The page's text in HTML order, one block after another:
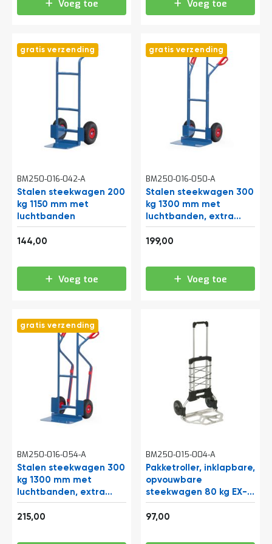
Voeg toe Voeg toe
gratis verzending
BM250-016-042-A
Stalen steekwagen 200
kg 1150 mm met
luchtbanden
144,00
Voeg toe
gratis verzending
BM250-016-050-A
Stalen steekwagen 300
kg 1300 mm met
luchtbanden, extra
grote schep
199,00
Voeg toe
gratis verzending
BM250-016-054-A
Stalen steekwagen 300
kg 1300 mm met
luchtbanden, extra
grote schep en
glijstrips
215,00
BM250-015-004-A
Pakketroller, inklapbare,
opvouwbare
steekwagen 80 kg EX-
GH80
97,00